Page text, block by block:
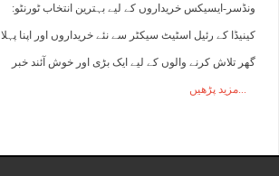
ونڈسر-ایسیکس خریداروں کے لیے بہترین انتخاب ٹورنٹو:
کینیڈا کے رئیل اسٹیٹ سیکٹر سے نئے خریداروں اور اپنا پہلا
گھر تلاش کرنے والوں کے لیے ایک بڑی اور خوش آئند خبر
مزید پڑھیں